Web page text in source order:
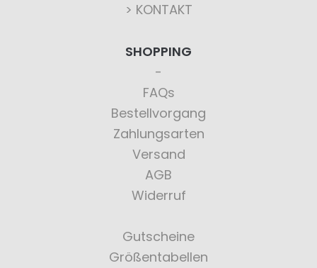
> KONTAKT
SHOPPING
FAQs
Bestellvorgang
Zahlungsarten
Versand
AGB
Widerruf
Gutscheine
Größentabellen